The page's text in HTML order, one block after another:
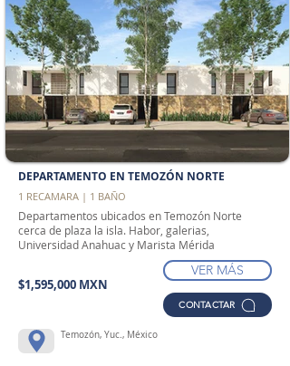
DEPARTAMENTO EN TEMOZÓN NORTE
1 RECAMARA | 1 BAÑO
Departamentos ubicados en Temozón Norte
cerca de plaza la isla. Habor, galerias,
Universidad Anahuac y Marista Mérida
$1,595,000 MXN
VER MÁS
CONTACTAR
Temozón, Yuc., México